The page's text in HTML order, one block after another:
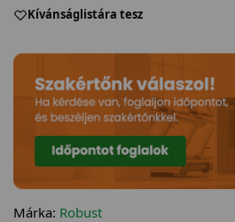
Kívánságlistára tesz
Márka: Robust